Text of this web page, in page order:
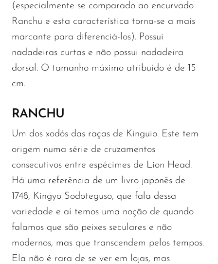
(especialmente se comparado ao encurvado
Ranchu e esta característica torna-se a mais
marcante para diferenciá-los). Possui
nadadeiras curtas e não possui nadadeira
dorsal. O tamanho máximo atribuído é de 15
cm.
RANCHU
Um dos xodós das raças de Kinguio. Este tem
origem numa série de cruzamentos
consecutivos entre espécimes de Lion Head.
Há uma referência de um livro japonês de
1748, Kingyo Sodoteguso, que fala dessa
variedade e aí temos uma noção de quando
falamos que são peixes seculares e não
modernos, mas que transcendem pelos tempos.
Ela não é rara de se ver em lojas, mas